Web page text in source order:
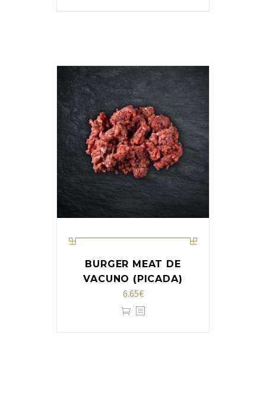
BURGER MEAT DE
VACUNO (PICADA)
6.65€